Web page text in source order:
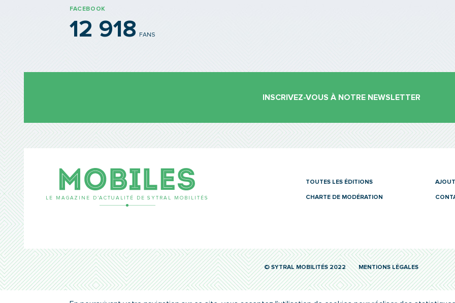
FACEBOOK
12 918 FANS
INSCRIVEZ-VOUS À NOTRE NEWSLETTER
LE MAGAZINE D’ACTUALITÉ DE SYTRAL MOBILITÉS
TOUTES LES ÉDITIONS
CHARTE DE MODÉRATION
© SYTRAL MOBILITÉS 2022 MENTIONS LÉGALES